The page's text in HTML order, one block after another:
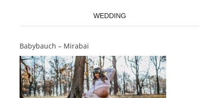
WEDDING
Babybauch – Mirabai